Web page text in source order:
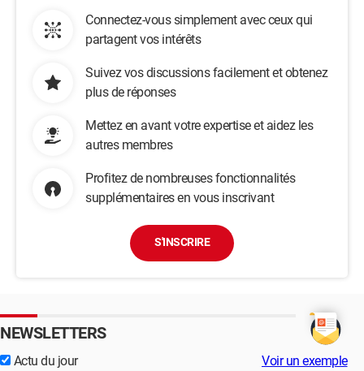
Connectez-vous simplement avec ceux qui
partagent vos intérêts
Suivez vos discussions facilement et obtenez
plus de réponses
Mettez en avant votre expertise et aidez les
autres membres
Profitez de nombreuses fonctionnalités
supplémentaires en vous inscrivant
S'INSCRIRE
NEWSLETTERS
Actu du jour Voir un exemple